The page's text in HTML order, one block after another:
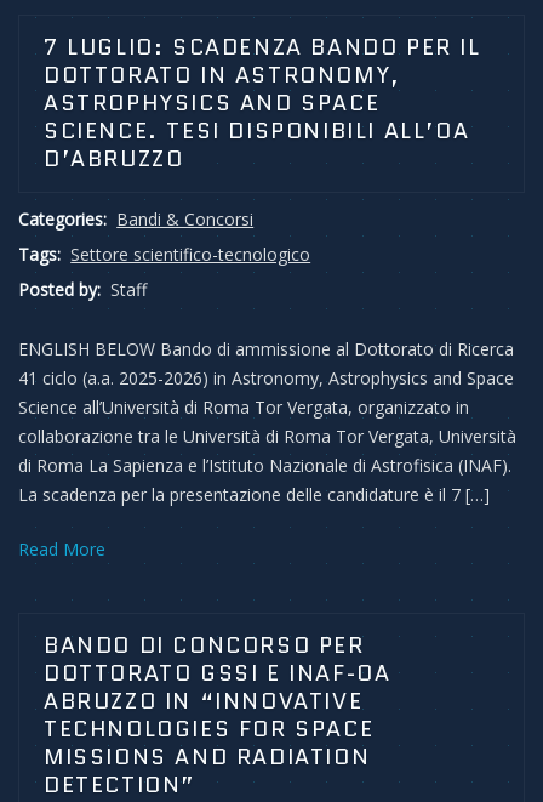
7 LUGLIO: SCADENZA BANDO PER IL
DOTTORATO IN ASTRONOMY,
ASTROPHYSICS AND SPACE
SCIENCE. TESI DISPONIBILI ALL’OA
D’ABRUZZO
Categories: Bandi & Concorsi
Tags: Settore scientifico-tecnologico
Posted by: Staff
ENGLISH BELOW Bando di ammissione al Dottorato di Ricerca
41 ciclo (a.a. 2025-2026) in Astronomy, Astrophysics and Space
Science all’Università di Roma Tor Vergata, organizzato in
collaborazione tra le Università di Roma Tor Vergata, Università
di Roma La Sapienza e l’Istituto Nazionale di Astrofisica (INAF).
La scadenza per la presentazione delle candidature è il 7 […]
Read More
BANDO DI CONCORSO PER
DOTTORATO GSSI E INAF-OA
ABRUZZO IN “INNOVATIVE
TECHNOLOGIES FOR SPACE
MISSIONS AND RADIATION
DETECTION”